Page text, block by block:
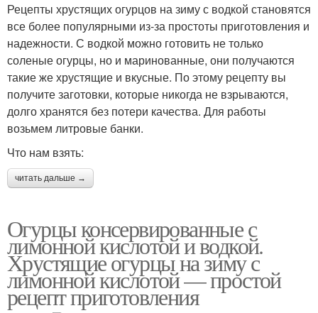
Рецепты хрустящих огурцов на зиму с водкой становятся
все более популярными из-за простоты приготовления и
надежности. С водкой можно готовить не только
соленые огурцы, но и маринованные, они получаются
такие же хрустящие и вкусные. По этому рецепту вы
получите заготовки, которые никогда не взрываются,
долго хранятся без потери качества. Для работы
возьмем литровые банки.
Что нам взять:
читать дальше →
Огурцы консервированные с
лимонной кислотой и водкой.
Хрустящие огурцы на зиму с
лимонной кислотой — простой
рецепт приготовления